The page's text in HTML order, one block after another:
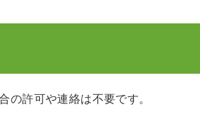
の許可や連絡は不要です。